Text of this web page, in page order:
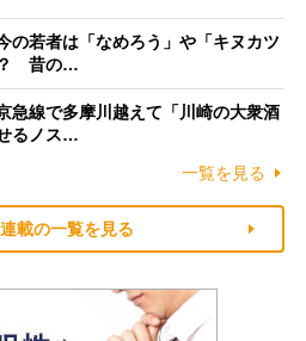
の若者は「なめろう」や「キヌカツ
？ 昔の…
急線で多摩川越えて「川崎の大衆酒
るノス…
一覧を見る
載の一覧を見る